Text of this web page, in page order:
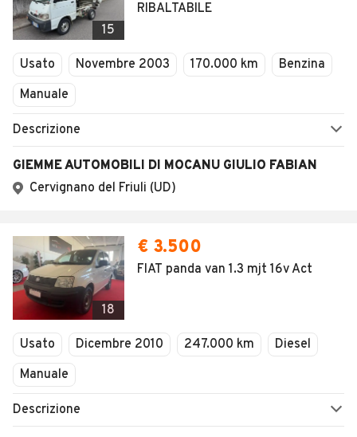
15
RIBALTABILE
Usato Novembre 2003 170.000 km
Benzina
Manuale
Descrizione
GIEMME AUTOMOBILI DI MOCANU GIULIO FABIAN
Cervignano del Friuli (UD)
18
€ 3.500
FIAT panda van 1.3 mjt 16v Act
Usato Dicembre 2010 247.000 km
Diesel
Manuale
Descrizione